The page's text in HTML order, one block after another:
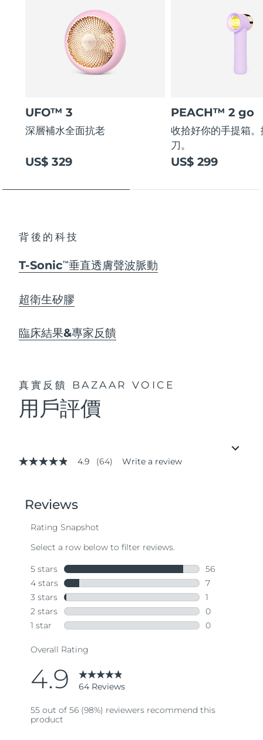
UFO™ 3
深層補水全面抗老
US$ 329
PEACH™ 2 go
收拾好你的手提箱
刀。
US$ 299
背後的科技
T-SonicTM 垂直透膚聲波脈動
超衛生矽膠
臨床結果&專家反饋
真實反饋 BAZAAR VOICE
用戶評價
4.9
stars,
average
value.
Same
page
link.
4.9 (64) Write a review